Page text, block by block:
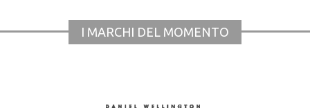
I MARCHI DEL MOMENTO